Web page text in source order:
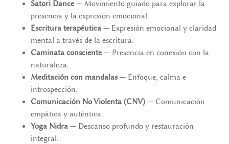
Satori Dance— Movimiento guiado para explorar la
presencia y la expresión emocional.
Escritura terapéutica — Expresión emocional y claridad
mental a través de la escritura.
Caminata consciente— Presencia en conexión con la
naturaleza.
Meditación con mandalas— Enfoque, calma e
introspección.
Comunicación No Violenta (CNV) — Comunicación
empática y auténtica.
Yoga Nidra — Descanso profundo y restauración
integral.